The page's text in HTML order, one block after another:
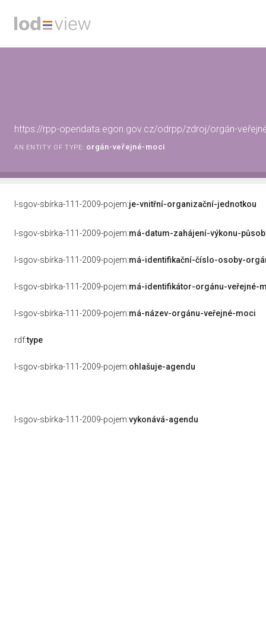
https://rpp-opendata.egon.gov.cz/odrpp/zdroj/orgán-
AN ENTITY OF TYPE: orgán-veřejné-moci
l-sgov-sbírka-111-2009-pojem:je-vnitřní-organizační-jednotkou
l-sgov-sbírka-111-2009-pojem:má-datum-zahájení-výkonu-
l-sgov-sbírka-111-2009-pojem:má-identifikační-číslo-osoby-
l-sgov-sbírka-111-2009-pojem:má-identifikátor-orgánu-veřejné-
l-sgov-sbírka-111-2009-pojem:má-název-orgánu-veřejné-moci
rdf:type
l-sgov-sbírka-111-2009-pojem:ohlašuje-agendu
l-sgov-sbírka-111-2009-pojem:vykonává-agendu